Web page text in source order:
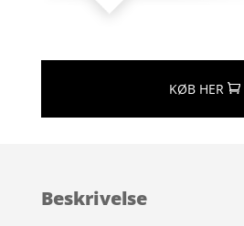
KØB HER
Beskrivelse